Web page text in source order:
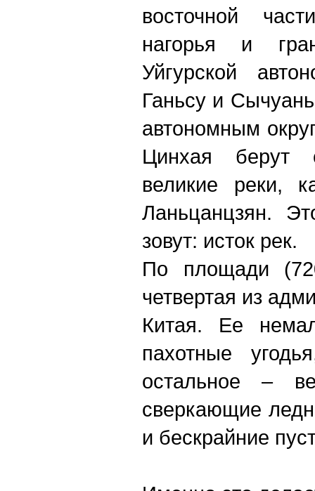
восточной
нагорья и
Уйгурской
Ганьсу и
автономным
Цинхая берут
великие реки,
Ланьцанцзян.
зовут: исток рек.
По площади
четвертая из
Китая. Ее
пахотные
остальное –
сверкающие
и бескрайние